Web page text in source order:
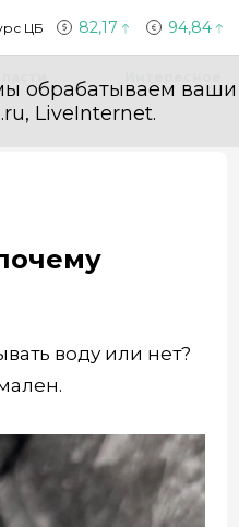
ЦБ 82,17 94,84
обрабатываем ваши
LiveInternet.
воду или нет?